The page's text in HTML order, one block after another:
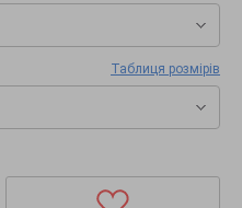
Таблиця розмірів